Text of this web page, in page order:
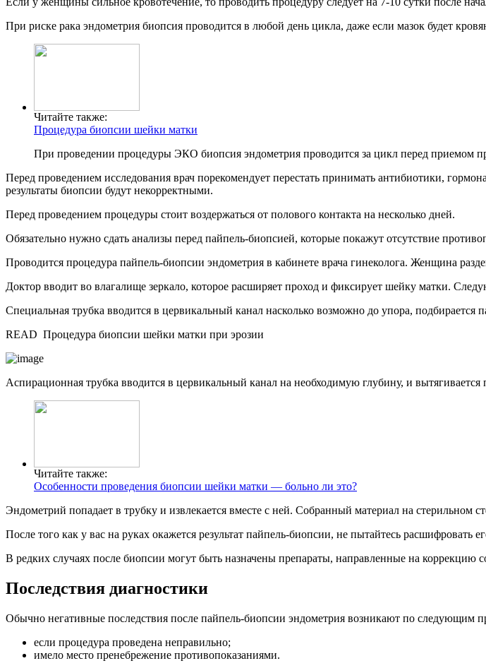
При риске рака эндометрия биопсия проводится в любой день цикла, даже если мазок будет
Читайте также:
Процедура биопсии шейки матки
При проведении процедуры ЭКО биопсия эндометрия проводится за цикл перед приемом
Перед проведением исследования врач порекомендует перестать принимать антибиотики,
результаты биопсии будут некорректными.
Перед проведением процедуры стоит воздержаться от полового контакта на несколько дней.
Обязательно нужно сдать анализы перед пайпель-биопсией, которые покажут отсутствие
Проводится процедура пайпель-биопсии эндометрия в кабинете врача гинеколога. Женщина
Доктор вводит во влагалище зеркало, которое расширяет проход и фиксирует шейку матки.
Специальная трубка вводится в цервикальный канал насколько возможно до упора,
READ Процедура биопсии шейки матки при эрозии
Аспирационная трубка вводится в цервикальный канал на необходимую глубину, и вытягивается
Читайте также:
Особенности проведения биопсии шейки матки — больно ли это?
Эндометрий попадает в трубку и извлекается вместе с ней. Собранный материал на стерильном
После того как у вас на руках окажется результат пайпель-биопсии, не пытайтесь расшифровать
В редких случаях после биопсии могут быть назначены препараты, направленные на коррекцию
Последствия диагностики
Обычно негативные последствия после пайпель-биопсии эндометрия возникают по следующим
если процедура проведена неправильно;
имело место пренебрежение противопоказаниями.